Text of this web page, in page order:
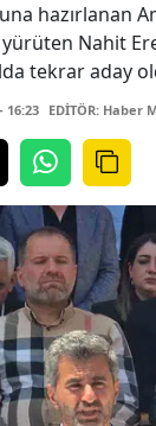
hazırlanan
Nahit
tekrar aday
16:23 EDİTÖR: Haber